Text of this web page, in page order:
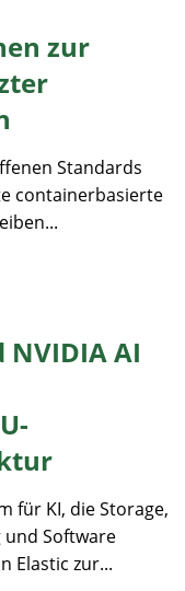
zur
Standards
containerbasierte
NVIDIA AI
für KI, die Storage,
und Software
Elastic zur...